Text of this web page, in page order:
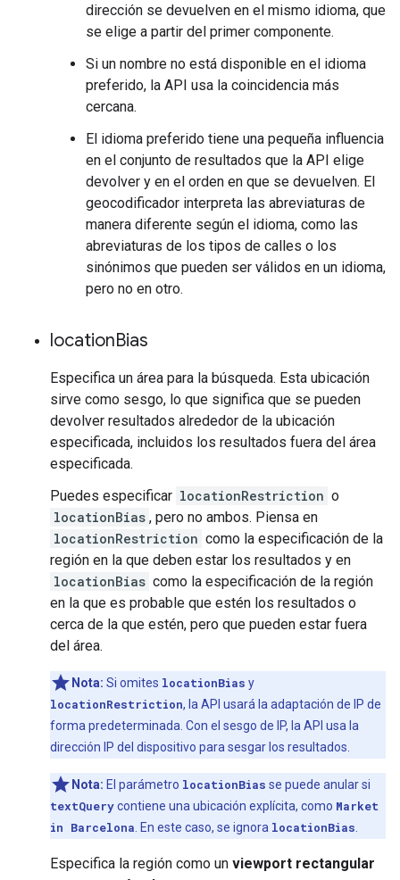
dirección se devuelven en el mismo idioma, que
se elige a partir del primer componente.
Si un nombre no está disponible en el idioma
preferido, la API usa la coincidencia más
cercana.
El idioma preferido tiene una pequeña influencia
en el conjunto de resultados que la API elige
devolver y en el orden en que se devuelven. El
geocodificador interpreta las abreviaturas de
manera diferente según el idioma, como las
abreviaturas de los tipos de calles o los
sinónimos que pueden ser válidos en un idioma,
pero no en otro.
locationBias
Especifica un área para la búsqueda. Esta ubicación
sirve como sesgo, lo que significa que se pueden
devolver resultados alrededor de la ubicación
especificada, incluidos los resultados fuera del área
especificada.
Puedes especificar locationRestriction o
locationBias , pero no ambos. Piensa en
locationRestriction como la especificación de la
región en la que deben estar los resultados y en
locationBias como la especificación de la región
en la que es probable que estén los resultados o
cerca de la que estén, pero que pueden estar fuera
del área.
Nota: Si omites locationBias y
locationRestriction, la API usará la adaptación de IP de
forma predeterminada. Con el sesgo de IP, la API usa la
dirección IP del dispositivo para sesgar los resultados.
Nota: El parámetro locationBias se puede anular si
textQuerycontiene una ubicación explícita, como Market
in Barcelona . En este caso, se ignora locationBias
Especifica la región como un viewport rectangular